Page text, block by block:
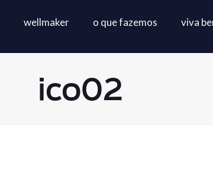
wellmaker o que fazemos viva
ico02